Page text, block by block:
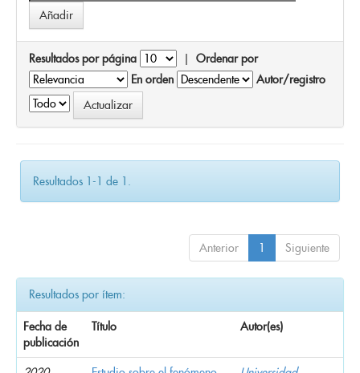
Resultados por página | Ordenar por
En orden
Autor/registro
Resultados 1-1 de 1.
Anterior 1 Siguiente
Resultados por ítem:
Fecha de
publicación
Título Autor(es)